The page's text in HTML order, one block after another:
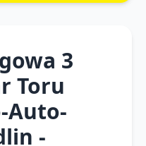
3
Toru
Auto-
-